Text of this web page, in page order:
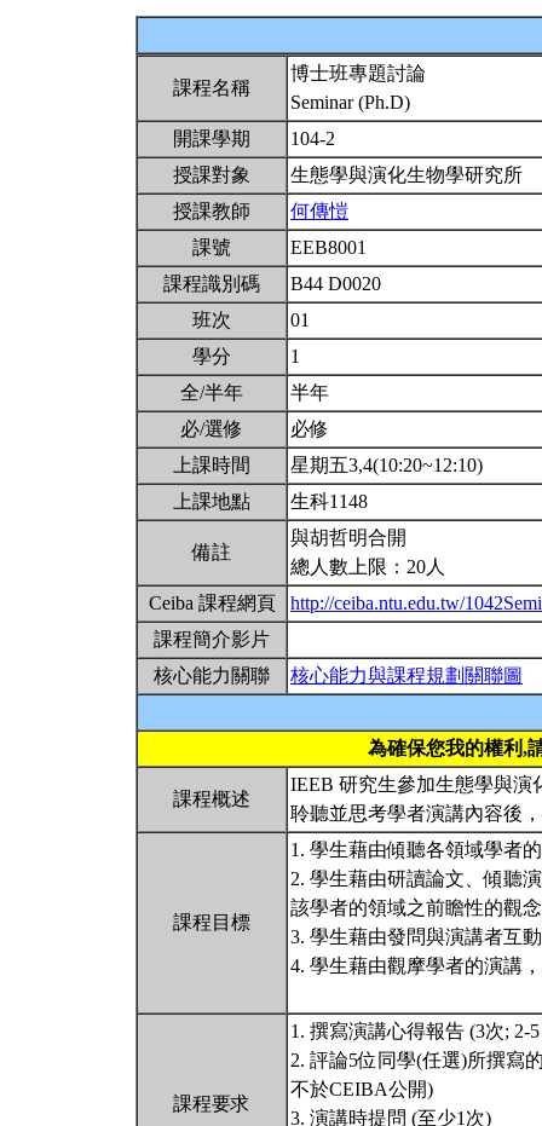
課程名稱
博士班專題討論
Seminar (Ph.D)
開課學期
104-2
授課對象
生態學與演化生物學研究所
授課教師
何傳愷
課號
EEB8001
課程識別碼
B44 D0020
班次
01
學分
1
全/半年
半年
必/選修
必修
上課時間
星期五3,4(10:20~12:10)
上課地點
生科1148
備註
與胡哲明合開
總人數上限：20人
Ceiba 課程網頁
http://ceiba.ntu.edu.tw/
課程簡介影片
核心能力關聯
核心能力與課程規劃關聯圖
為確保您我的權利,
課程概述
IEEB 研究生參加生態學與
聆聽並思考學者演講內容後
課程目標
1. 學生藉由傾聽各領域學者
2. 學生藉由研讀論文、傾聽
該學者的領域之前瞻性的觀
3. 學生藉由發問與演講者互
4. 學生藉由觀摩學者的演講
課程要求
1. 撰寫演講心得報告 (3次; 2-
2. 評論5位同學(任選)所撰寫
不於CEIBA公開)
3. 演講時提問 (至少1次)